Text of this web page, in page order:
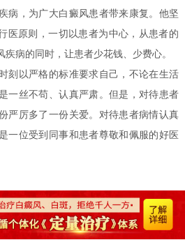
病，为广大白癜风患者带来康复。他坚
医原则，一切以患者为中心，从患者的
病的同时，让患者少花钱、少费心。
以严格的标准要求自己，不论在生活
一丝不苟、认真严肃。但是，对待患者
严厉多了一份关爱。对待患者病情认真
一位受到同事和患者尊敬和佩服的好医